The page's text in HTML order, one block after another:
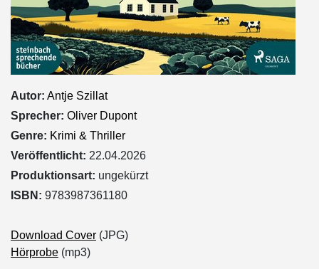
Autor: Antje Szillat
Sprecher: Oliver Dupont
Genre: Krimi & Thriller
Veröffentlicht: 22.04.2026
Produktionsart: ungekürzt
ISBN: 9783987361180
Download Cover (JPG)
Hörprobe (mp3)